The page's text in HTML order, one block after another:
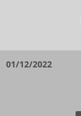
01/12/2022